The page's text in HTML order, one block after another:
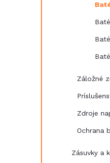
Záložné
Zdroje
Ochrana
Zásuvky a